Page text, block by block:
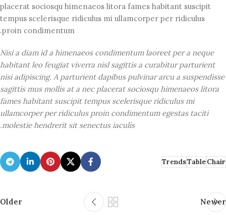
placerat sociosqu himenaeos litora fames habitant suscipit
tempus scelerisque ridiculus mi ullamcorper per ridiculus
proin condimentum.
Nisi a diam id a himenaeos condimentum laoreet per a neque
habitant leo feugiat viverra nisl sagittis a curabitur parturient
nisi adipiscing. A parturient dapibus pulvinar arcu a suspendisse
sagittis mus mollis at a nec placerat sociosqu himenaeos litora
fames habitant suscipit tempus scelerisque ridiculus mi
ullamcorper per ridiculus proin condimentum egestas taciti
molestie hendrerit sit senectus iaculis.
Chair
Table
Trends
Newer
Older